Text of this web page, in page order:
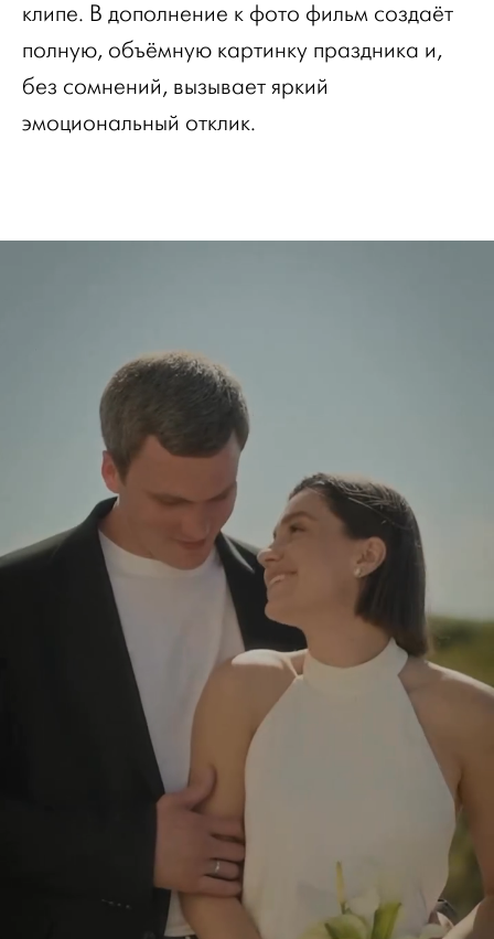
клипе. В дополнение к фото фильм создаёт
полную, объёмную картинку праздника и,
без сомнений, вызывает яркий
эмоциональный отклик.